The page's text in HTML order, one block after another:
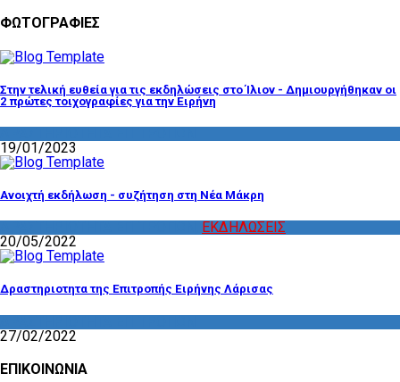
ΦΩΤΟΓΡΑΦΙΕΣ
Στην τελική ευθεία για τις εκδηλώσεις στο Ίλιον - Δημιουργήθηκαν οι
2 πρώτες τοιχογραφίες για την Ειρήνη
19/01/2023
Ανοιχτή εκδήλωση - συζήτηση στη Νέα Μάκρη
ΕΚΔΗΛΩΣΕΙΣ
20/05/2022
Δραστηριοτητα της Επιτροπής Ειρήνης Λάρισας
27/02/2022
ΕΠΙΚΟΙΝΩΝΙΑ